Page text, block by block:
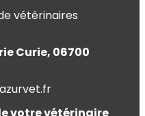
vétérinaires
Curie, 06700